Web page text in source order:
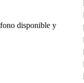
disponible y